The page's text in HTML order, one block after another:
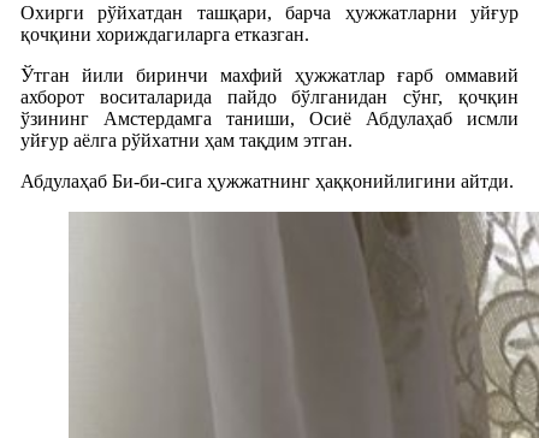
Охирги рўйхатдан ташқари, барча ҳужжатларни уйғур
қочқини хориждагиларга етказган.
Ўтган йили биринчи махфий ҳужжатлар ғарб оммавий
ахборот воситаларида пайдо бўлганидан сўнг, қочқин
ўзининг Амстердамга таниши, Осиё Абдулаҳаб исмли
уйғур аёлга рўйхатни ҳам тақдим этган.
Абдулаҳаб Би-би-сига ҳужжатнинг ҳаққонийлигини айтди.